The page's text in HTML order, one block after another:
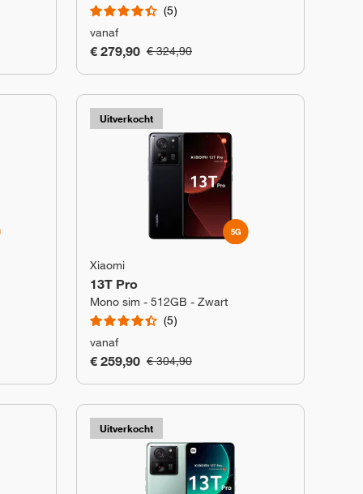
5
vanaf
€ 279,90 € 324,90
Uitverkocht
Xiaomi
13T Pro
Mono sim - 512GB - Zwart
5
vanaf
€ 259,90 € 304,90
Uitverkocht